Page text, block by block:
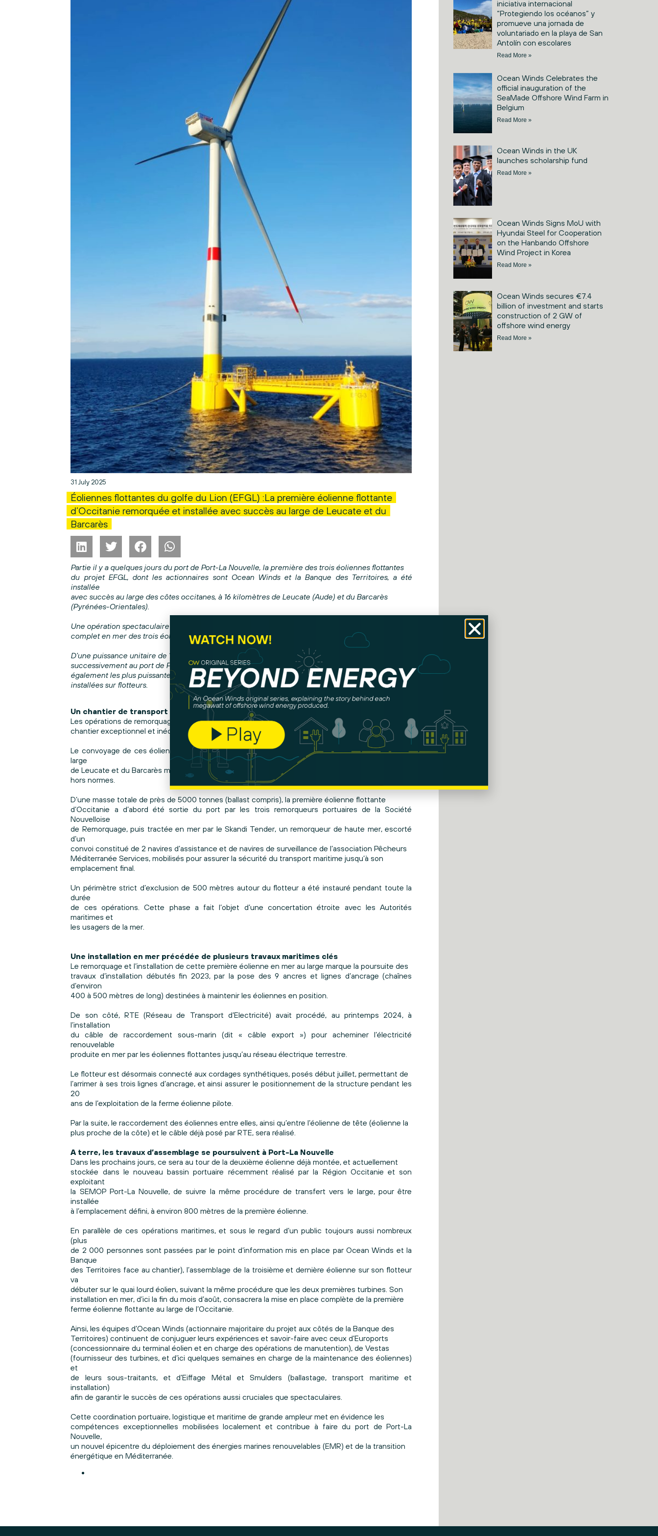
31 July 2025
Éoliennes flottantes du golfe du Lion (EFGL) :La première éolienne flottante
d’Occitanie remorquée et installée avec succès au large de Leucate et du
Barcarès
Partie il y a quelques jours du port de Port-La Nouvelle, la première des trois éoliennes flottantes
du projet EFGL, dont les actionnaires sont Ocean Winds et la Banque des Territoires, a été
installée
avec succès au large des côtes occitanes, à 16 kilomètres de Leucate (Aude) et du Barcarès
(Pyrénées-Orientales).
Une opération spectaculaire qui sera reproduite à deux reprises, pour réaliser le déploiement
complet en mer des trois éoliennes flottantes d’ici la fin du mois d’août.
D’une puissance unitaire de 10 MW, ces premières éoliennes flottantes d’Occitanie, montées
successivement au port de Port-La Nouvelle, culminent à 186 mètres en bout de pale ! Elles sont
également les plus puissantes jamais installées en France, et les plus puissantes au monde jamais
installées sur flotteurs.
Un chantier de transport maritime exceptionnel
Les opérations de remorquage en mer des trois éoliennes flottantes du projet EFGL constituent un
chantier exceptionnel et inédit en région Occitanie.
Le convoyage de ces éoliennes de Port-La Nouvelle jusqu’au site d’installation à 16 kilomètres au
large
de Leucate et du Barcarès mobilise des moyens logistiques, portuaires et de coordination maritime
hors normes.
D’une masse totale de près de 5000 tonnes (ballast compris), la première éolienne flottante
d’Occitanie a d’abord été sortie du port par les trois remorqueurs portuaires de la Société
Nouvelloise
de Remorquage, puis tractée en mer par le Skandi Tender, un remorqueur de haute mer, escorté
d’un
convoi constitué de 2 navires d’assistance et de navires de surveillance de l’association Pêcheurs
Méditerranée Services, mobilisés pour assurer la sécurité du transport maritime jusqu’à son
emplacement final.
Un périmètre strict d’exclusion de 500 mètres autour du flotteur a été instauré pendant toute la
durée
de ces opérations. Cette phase a fait l’objet d’une concertation étroite avec les Autorités
maritimes et
les usagers de la mer.
Une installation en mer précédée de plusieurs travaux maritimes clés
Le remorquage et l’installation de cette première éolienne en mer au large marque la poursuite des
travaux d’installation débutés fin 2023, par la pose des 9 ancres et lignes d’ancrage (chaînes
d’environ
400 à 500 mètres de long) destinées à maintenir les éoliennes en position.
De son côté, RTE (Réseau de Transport d’Electricité) avait procédé, au printemps 2024, à
l’installation
du câble de raccordement sous-marin (dit « câble export ») pour acheminer l’électricité
renouvelable
produite en mer par les éoliennes flottantes jusqu’au réseau électrique terrestre.
Le flotteur est désormais connecté aux cordages synthétiques, posés début juillet, permettant de
l’arrimer à ses trois lignes d’ancrage, et ainsi assurer le positionnement de la structure pendant les
20
ans de l’exploitation de la ferme éolienne pilote.
Par la suite, le raccordement des éoliennes entre elles, ainsi qu’entre l’éolienne de tête (éolienne la
plus proche de la côte) et le câble déjà posé par RTE, sera réalisé.
A terre, les travaux d’assemblage se poursuivent à Port-La Nouvelle
Dans les prochains jours, ce sera au tour de la deuxième éolienne déjà montée, et actuellement
stockée dans le nouveau bassin portuaire récemment réalisé par la Région Occitanie et son
exploitant
la SEMOP Port-La Nouvelle, de suivre la même procédure de transfert vers le large, pour être
installée
à l’emplacement défini, à environ 800 mètres de la première éolienne.
En parallèle de ces opérations maritimes, et sous le regard d’un public toujours aussi nombreux
(plus
de 2 000 personnes sont passées par le point d’information mis en place par Ocean Winds et la
Banque
des Territoires face au chantier), l’assemblage de la troisième et dernière éolienne sur son flotteur
va
débuter sur le quai lourd éolien, suivant la même procédure que les deux premières turbines. Son
installation en mer, d’ici la fin du mois d’août, consacrera la mise en place complète de la première
ferme éolienne flottante au large de l’Occitanie.
Ainsi, les équipes d’Ocean Winds (actionnaire majoritaire du projet aux côtés de la Banque des
Territoires) continuent de conjuguer leurs expériences et savoir-faire avec ceux d’Euroports
(concessionnaire du terminal éolien et en charge des opérations de manutention), de Vestas
(fournisseur des turbines, et d’ici quelques semaines en charge de la maintenance des éoliennes)
et
de leurs sous-traitants, et d’Eiffage Métal et Smulders (ballastage, transport maritime et
installation)
afin de garantir le succès de ces opérations aussi cruciales que spectaculaires.
Cette coordination portuaire, logistique et maritime de grande ampleur met en évidence les
compétences exceptionnelles mobilisées localement et contribue à faire du port de Port-La
Nouvelle,
un nouvel épicentre du déploiement des énergies marines renouvelables (EMR) et de la transition
énergétique en Méditerranée.
iniciativa internacional
“Protegiendo los océanos” y
promueve una jornada de
voluntariado en la playa de San
Antolín con escolares
Read More »
Ocean Winds Celebrates the
official inauguration of the
SeaMade Offshore Wind Farm in
Belgium
Read More »
Ocean Winds in the UK
launches scholarship fund
Read More »
Ocean Winds Signs MoU with
Hyundai Steel for Cooperation
on the Hanbando Offshore
Wind Project in Korea
Read More »
Ocean Winds secures €7.4
billion of investment and starts
construction of 2 GW of
offshore wind energy
Read More »